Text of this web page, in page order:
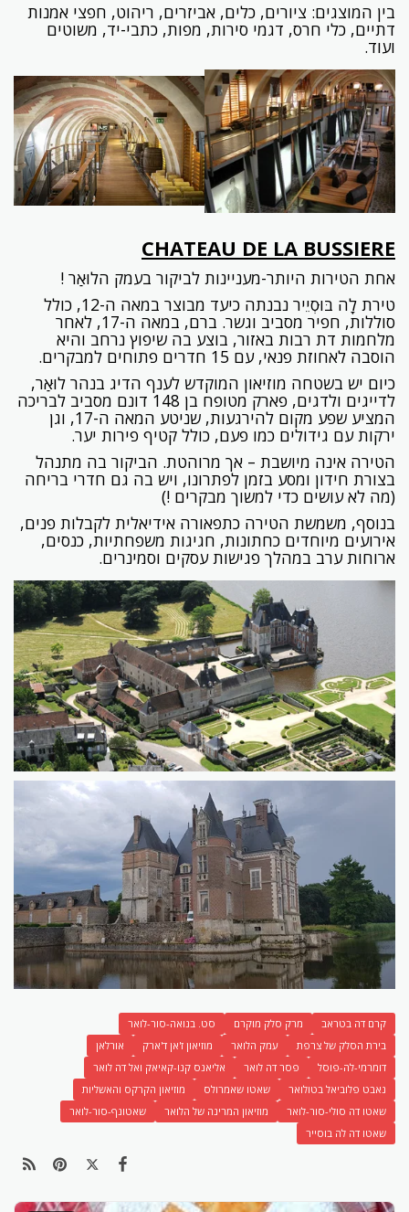
בין המוצגים: ציורים, כלים, אביזרים, ריהוט, חפצי אמנות
דתיים, כלי חרס, דגמי סירות, מפות, כתבי-יד, משוטים
ועוד.
CHATEAU DE LA BUSSIERE
אחת הטירות היותר-מעניינות לביקור בעמק הלוּאַר !
טירת לָה בּוּסְיֵיר נבנתה כיעד מבוצר במאה ה-12, כולל
סוללות, חפיר מסביב וגשר. ברם, במאה ה-17, לאחר
מלחמות דת רבות באזור, בוצע בה שיפוץ נרחב והיא
הוסבה לאחוזת פנאי, עם 15 חדרים פתוחים למבקרים.
כיום יש בשטחה מוזיאון המוקדש לענף הדיג בנהר לוּאַר,
לדייגים ולדגים, פארק מטופח בן 148 דונם מסביב לבריכה
המציע שפע מקום להירגעות, שניטע המאה ה-17, וגן
ירקות עם גידולים כמו פעם, כולל קטיף פירות יער.
הטירה אינה מיושבת – אך מרוהטת. הביקור בה מתנהל
בצורת חידון ומסע בזמן לפתרונו, ויש בה גם חדרי בריחה
(מה לא עושים כדי למשוך מבקרים !)
בנוסף, משמשת הטירה כתפאורה אידיאלית לקבלות פנים,
אירועים מיוחדים כחתונות, חגיגות משפחתיות, כנסים,
ארוחות ערב במהלך פגישות עסקים וסמינרים.
קרם דה בטראב מרק סלק מוקרם
סט. בנואה-סור-לואר
בירת הסלק של צרפת
עמק הלואר מוזיאון ז'אן ד'ארק
אורלאן
דומרמי-לה-פוסל
פסר דה לואר
אליאנס קנו-קאיאק ואל דה לואר
נאבט פלוביאל בטולואר
שאטו שאמרולס
מוזיאון הקרקס והאשליות
שאטו דה סולי-סור-לואר
מוזיאון המרינה של הלואר
שאטונף-סור-לואר
שאטו דה לה בוסייר